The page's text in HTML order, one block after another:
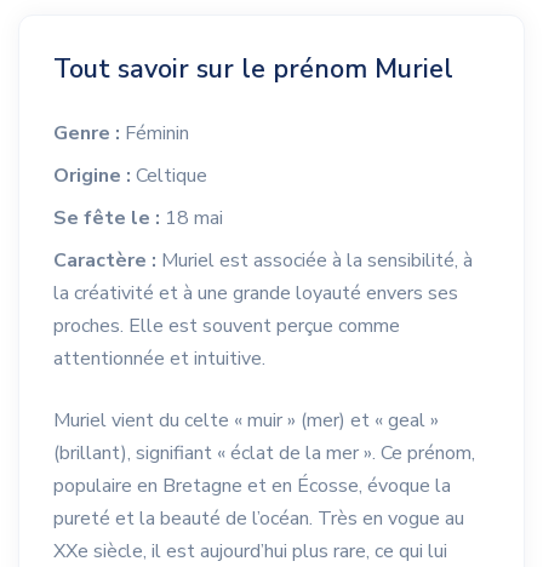
Tout savoir sur le prénom Muriel
Genre : Féminin
Origine : Celtique
Se fête le : 18 mai
Caractère : Muriel est associée à la sensibilité, à
la créativité et à une grande loyauté envers ses
proches. Elle est souvent perçue comme
attentionnée et intuitive.
Muriel vient du celte « muir » (mer) et « geal »
(brillant), signifiant « éclat de la mer ». Ce prénom,
populaire en Bretagne et en Écosse, évoque la
pureté et la beauté de l’océan. Très en vogue au
XXe siècle, il est aujourd’hui plus rare, ce qui lui